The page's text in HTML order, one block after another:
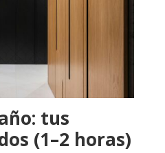
tus
(1–2 horas)